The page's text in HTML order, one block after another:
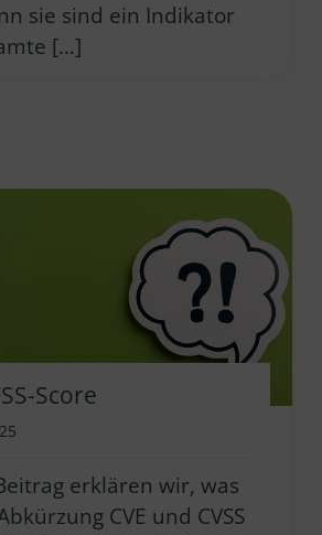
sie sind ein Indikator
[…]
Score
erklären wir, was
CVE und CVSS